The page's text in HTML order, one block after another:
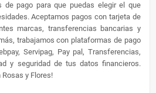
de pago para que puedas elegir el que
Aceptamos pagos con tarjeta de
marcas, transferencias bancarias y
trabajamos con plataformas de pago
Servipag, Pay pal, Transferencias,
y seguridad de tus datos financieros.
Rosas y Flores!